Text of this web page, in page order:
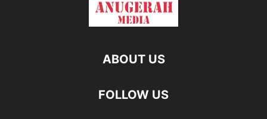
ABOUT US
FOLLOW US